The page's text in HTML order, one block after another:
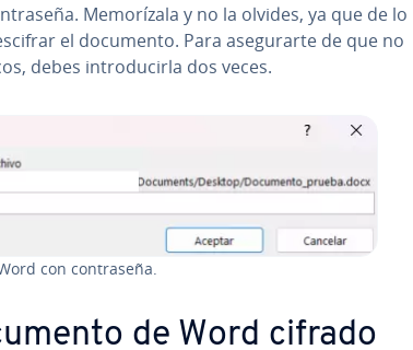
Me­mo­rí­za­la y no la olvides, ya que de lo
el documento. Para ase­gu­rar­te de que no
debes in­tro­du­ci­r­la dos veces.
con co­n­tra­se­ña.
de Word cifrado